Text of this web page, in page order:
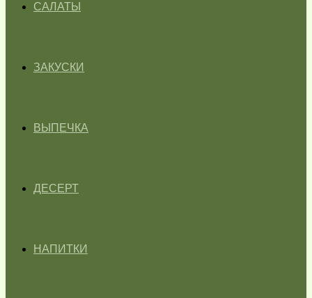
САЛАТЫ
ЗАКУСКИ
ВЫПЕЧКА
ДЕСЕРТ
НАПИТКИ